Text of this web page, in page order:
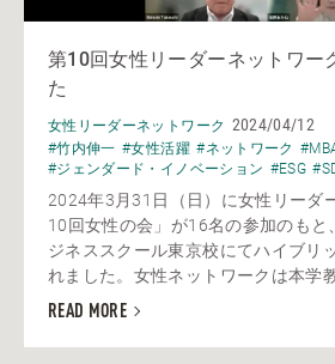
第10回女性リーダーネットワー
た
女性リーダーネットワーク 2024/04/12
#竹内伸一 #女性活躍 #ネットワーク
#ジェンダード・イノベーション #ESG
2024年3月31日（日）に女性リーダ
10回女性の会」が16名の参加のもと
ジネススクール東京校にてハイブリ
れました。女性ネットワークは本学
READ MORE